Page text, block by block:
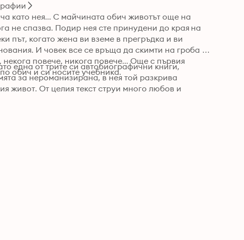
като нея... С майчината обич животът още на
не спазва. Подир нея сте принудени до края на
път, когато жена ви вземе в прегръдка и ви
И човек все се връща да скимти на гроба
повече, никога повече... Още с първия
обич и си носите учебника.
една от трите си автобиографични книги,
за нероманизирана, в нея той разкрива
живот. От целия текст струи много любов и